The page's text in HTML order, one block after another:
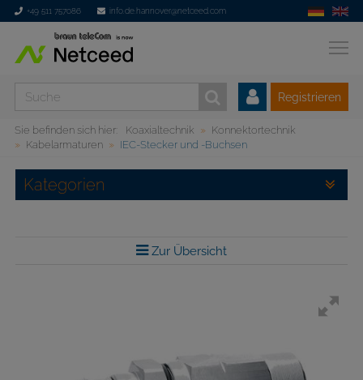
+49 511 757086 info.de.hannover@netceed.com
Registrieren
Sie befinden sich hier: Koaxialtechnik
Konnektortechnik
Kabelarmaturen
IEC-Stecker und -Buchsen
Kategorien
Zur Übersicht